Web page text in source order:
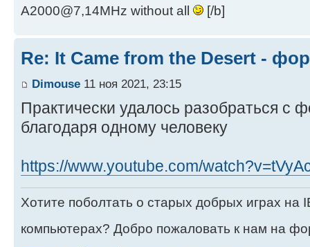
A2000@7,14MHz without all
[/b]
Re: It Came from the Desert -
Dimouse 11 ноя 2021, 23:15
Практически удалось разобраться с
благодаря одному человеку
https://www.youtube.com/
Хотите поболтать о старых добрых играх на
компьютерах? Добро пожаловать к нам на